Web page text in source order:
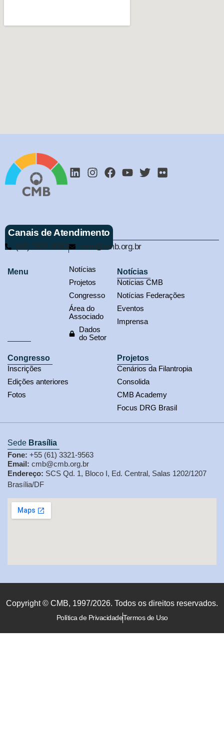
Canais de Atendimento
(61) 3321-9563 cmb@cmb.org.br
Menu
Notícias
Projetos
Congresso
Área do
Associado
Dados
do Setor
Notícias
Notícias CMB
Notícias Federações
Eventos
Imprensa
Congresso
Inscrições
Edições anteriores
Fotos
Projetos
Cenários da Filantropia
Consolida
CMB Academy
Focus DRG Brasil
Sede Brasília
Fone: +55 (61) 3321-9563
Email: cmb@cmb.org.br
Endereço: SCS Qd. 1, Bloco I, Ed. Central, Salas 1202/1207
Brasília/DF
Copyright © CMB, 1997/2026. Todos os direitos reservados.
Política de PrivacidadeTermos de Uso